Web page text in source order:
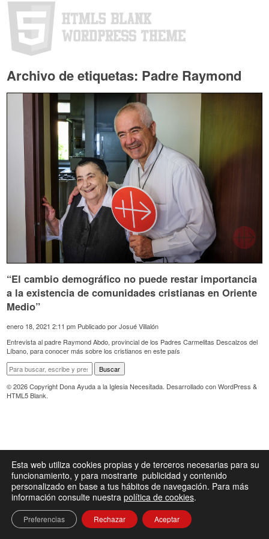
Archivo de etiquetas: Padre Raymond
“El cambio demográfico no puede restar importancia
a la existencia de comunidades cristianas en Oriente
Medio”
enero 18, 2021 2:11 pm Publicado porJosué Villalón
Entrevista al padre Raymond Abdo, provincial de los Padres Carmelitas Descalzos del
Líbano, para conocer más sobre los cristianos en este país
Buscar
© 2026 Copyright Dona Ayuda a la Iglesia Necesitada. Desarrollado conWordPress &
HTML5 Blank.
Esta web utiliza cookies propias y de terceros necesarias para su
funcionamiento, y para mostrarte publicidad y contenido
personalizado en base a tus hábitos de navegación. Para más
información consulte nuestra política de cookies.
Aceptar
Rechazar
Preferencias